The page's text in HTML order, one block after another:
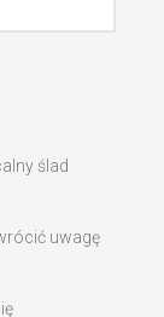
ślad
uwagę